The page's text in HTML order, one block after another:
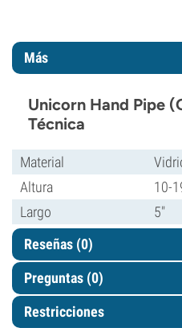
Más
Unicorn Hand Pipe
Técnica
Material
Altura
10-
Largo
5"
Reseñas (0)
Preguntas (0)
Restricciones